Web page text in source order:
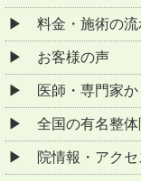
料金・施術の流
お客様の声
医師・専門家
全国の有名整
院情報・アクセ